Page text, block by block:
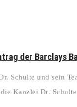
der Barclays
Schulte und sein
Kanzlei Dr. Schulte